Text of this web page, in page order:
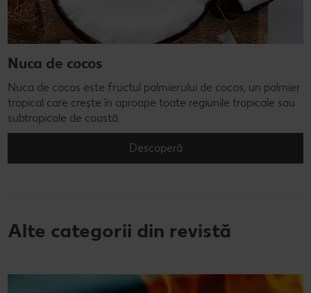
Nuca de cocos
Nuca de cocos este fructul palmierului de cocos, un palmier
tropical care crește în aproape toate regiunile tropicale sau
subtropicale de coastă.
Descoperă
Alte categorii din revistă